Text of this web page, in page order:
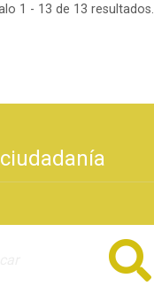
1 - 13 de 13 resultados.
Buscar